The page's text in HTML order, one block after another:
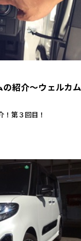
紹介～ウェルカ
！第３回目！